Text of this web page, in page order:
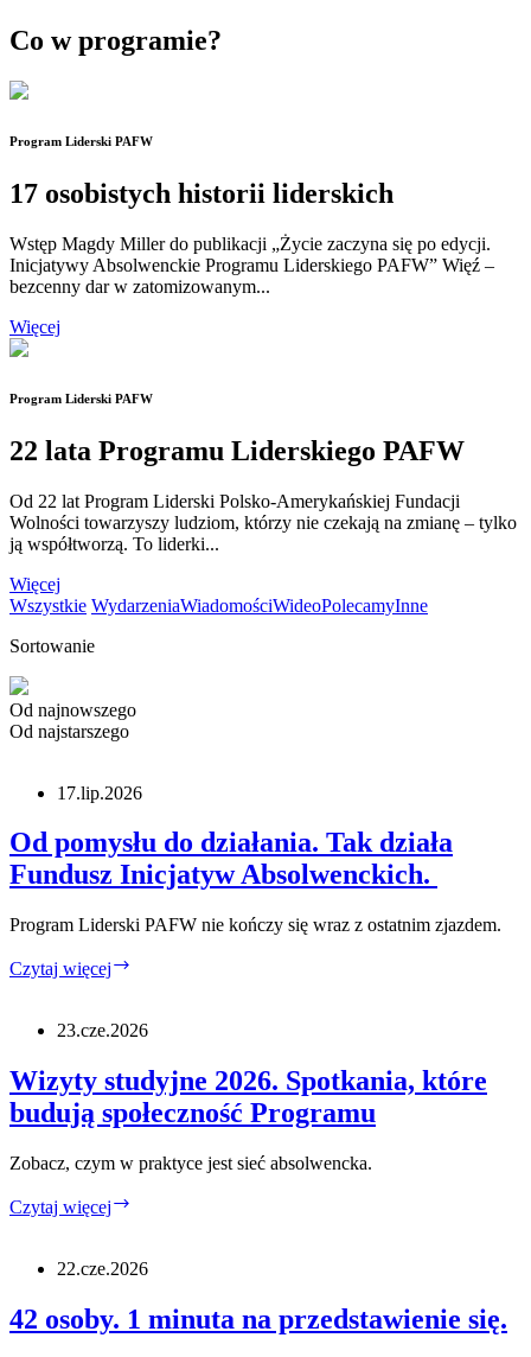
Co w programie?
Program Liderski PAFW
17 osobistych historii liderskich
Wstęp Magdy Miller do publikacji „Życie zaczyna się po edycji.
Inicjatywy Absolwenckie Programu Liderskiego PAFW” Więź –
bezcenny dar w zatomizowanym...
Więcej
Program Liderski PAFW
22 lata Programu Liderskiego PAFW
Od 22 lat Program Liderski Polsko-Amerykańskiej Fundacji
Wolności towarzyszy ludziom, którzy nie czekają na zmianę – tylko
ją współtworzą. To liderki...
Więcej
Wszystkie WydarzeniaWiadomościWideoPolecamyInne
Sortowanie
Od najnowszego
Od najstarszego
17.lip.2026
Od pomysłu do działania. Tak działa
Fundusz Inicjatyw Absolwenckich.
Program Liderski PAFW nie kończy się wraz z ostatnim zjazdem.
Czytaj więcej
działania.
działa
Fundusz
Inicjatyw
23.cze.2026
Wizyty studyjne 2026. Spotkania, które
budują społeczność Programu
Zobacz, czym w praktyce jest sieć absolwencka.
Czytaj więcej
Spotkania,
budują
społeczność
22.cze.2026
42 osoby. 1 minuta na przedstawienie się.